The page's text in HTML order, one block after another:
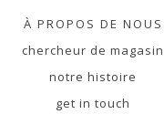
À PROPOS DE NOUS
chercheur de magasin
notre histoire
get in touch